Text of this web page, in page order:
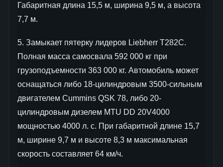
Габаритная длина 15,5 м, ширина 9,5 м, а высота
7,7 м.
5. Замыкает пятерку лидеров Liebherr T282C.
Полная масса самосвала 592 000 кг при
грузоподъемности 363 000 кг. Автомобиль может
оснащаться либо 18-цилиндровым 3500-сильным
двигателем Cummins QSK 78, либо 20-
цилиндровым дизелем MTU DD 20V4000
мощностью 4000 л. с. При габаритной длине 15,7
м, ширине 9,7 м и высоте 8,3 м максимальная
скорость составляет 64 км/ч.